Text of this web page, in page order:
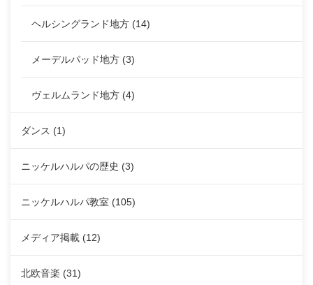
ヘルシングランド地方 (14)
メーデルパッド地方 (3)
ヴェルムランド地方 (4)
ダンス (1)
ニッケルハルパの歴史 (3)
ニッケルハルパ教室 (105)
メディア掲載 (12)
北欧音楽 (31)